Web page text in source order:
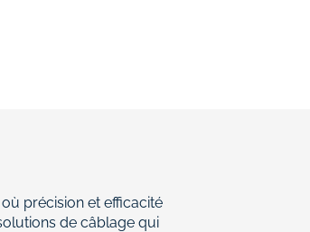
précision et efficacité
de câblage qui